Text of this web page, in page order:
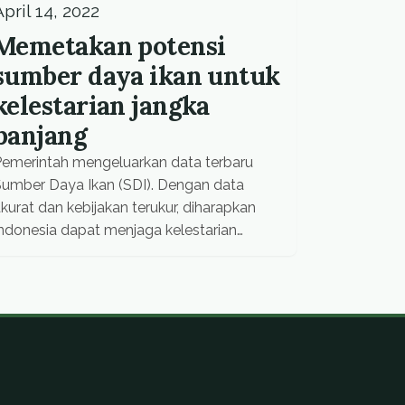
14, 2022
potensi
daya ikan untuk
jangka
mengeluarkan data terbaru
Daya Ikan (SDI). Dengan data
dan kebijakan terukur, diharapkan
dapat menjaga kelestarian